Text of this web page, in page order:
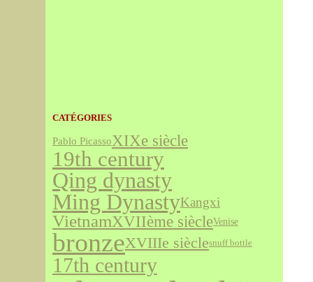
CATÉGORIES
Pablo PicassoXIXe siècle
19th century
Qing dynasty
Ming DynastyKangxi
VietnamXVIIème siècleVenise
bronzeXVIIIe sièclesnuff bottle
17th century